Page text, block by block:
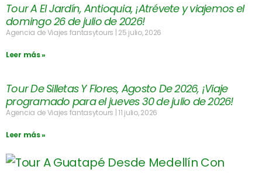
Tour A El Jardín, Antioquia, ¡Atrévete y viajemos el
domingo 26 de julio de 2026!
Agencia de Viajes fantasytours 25 julio, 2026
Leer más »
Tour De Silletas Y Flores, Agosto De 2026, ¡Viaje
programado para el jueves 30 de julio de 2026!
Agencia de Viajes fantasytours 11 julio, 2026
Leer más »